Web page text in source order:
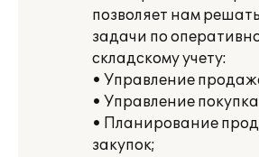
позволяет нам
задачи по
складскому учету:
• Управление
• Управление
• Планирование
закупок;